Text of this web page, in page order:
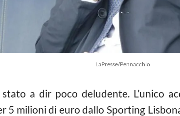
LaPresse/Pennacchio
a dir poco deludente. L’unico
5 milioni di euro dallo Sporting